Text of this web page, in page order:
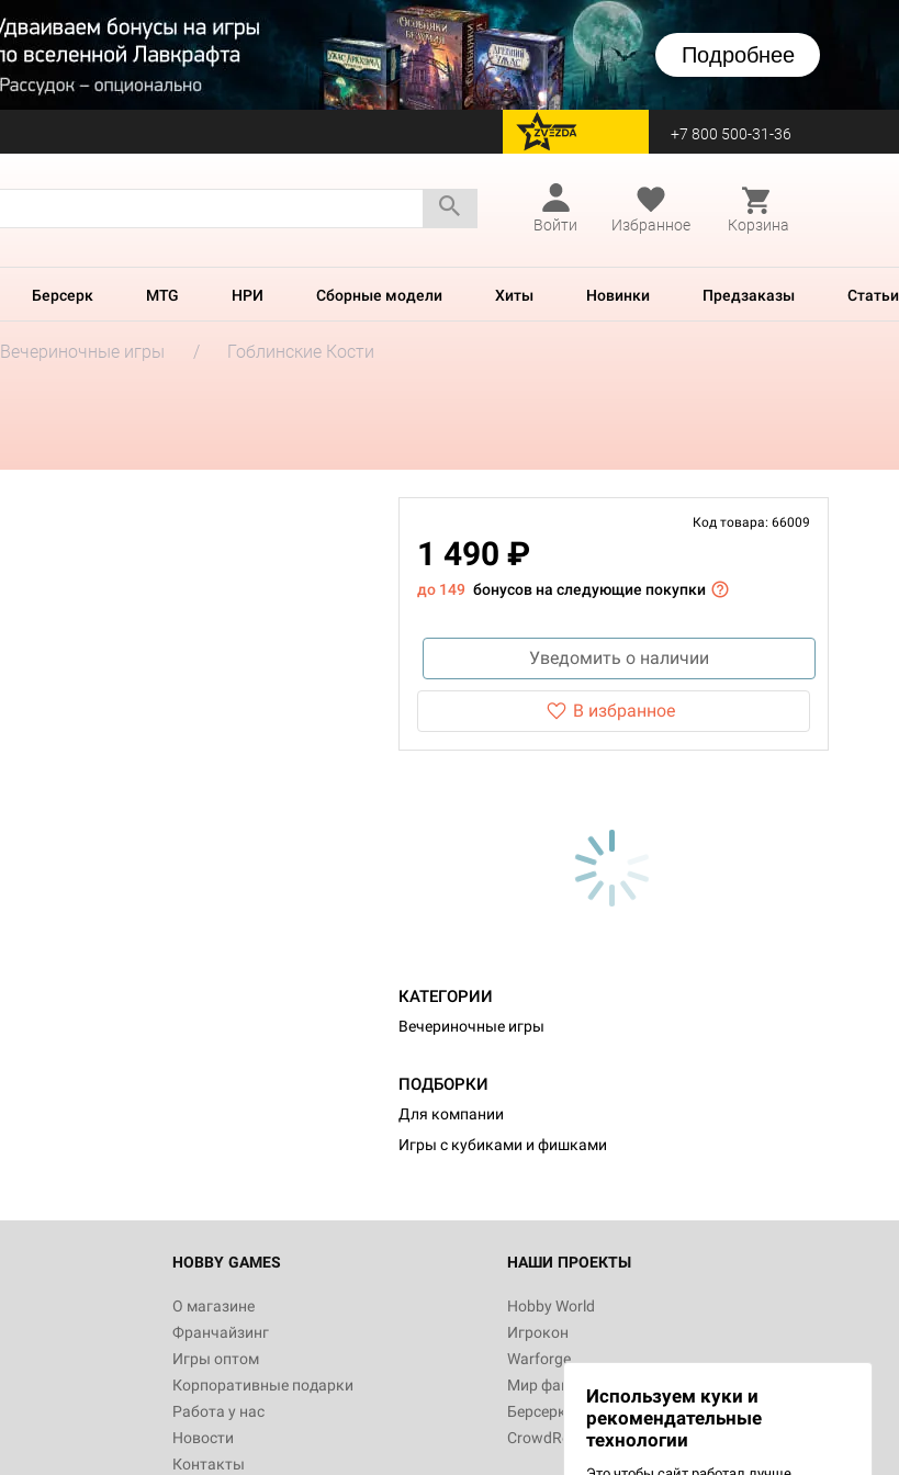
Подробнее
перейти на Zvezda +7 800 500-31-36
Войти
Избранное Корзина
Берсерк MTG НРИ Сборные модели Хиты Новинки Предзаказы Статьи
Вечериночные игры Гоблинские Кости
Код товара: 66009
1 490 ₽
до 149 бонусов на следующие покупки
Уведомить о наличии
В избранное
КАТЕГОРИИ
Вечериночные игры
ПОДБОРКИ
Для компании
Игры с кубиками и фишками
HOBBY GAMES
О магазине
Франчайзинг
Игры оптом
Корпоративные подарки
Работа у нас
Новости
Контакты
НАШИ ПРОЕКТЫ
Hobby World
Игрокон
Warforge
Мир фантастики
Берсерк
CrowdRepublic
Используем куки и
рекомендательные
технологии